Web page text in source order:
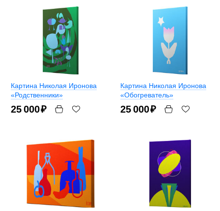
Картина Николая Иронова
«Родственники»
25 000₽
Картина Николая Иронова
«Обогреватель»
25 000₽